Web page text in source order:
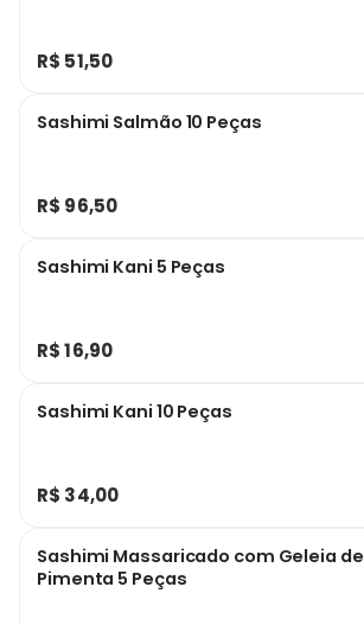
R$ 51,50
Sashimi Salmão 10 Peças
R$ 96,50
Sashimi Kani 5 Peças
R$ 16,90
Sashimi Kani 10 Peças
R$ 34,00
Sashimi Massaricado com Geleia de
Pimenta 5 Peças